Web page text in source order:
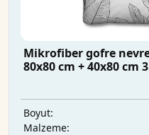
Mikrofiber gofre
80x80 cm + 40x80 cm
Boyut:
Malzeme: